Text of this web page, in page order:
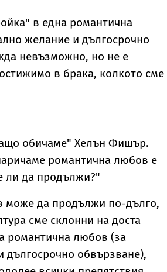
в една романтична
желание и дългосрочно
невъзможно, но не е
в брака, колкото сме
обичаме" Хелън Фишър.
романтична любов е
ли да продължи?"
може да продължи по-дълго,
сме склонни на доста
романтична любов (за
дългосрочно обвързване),